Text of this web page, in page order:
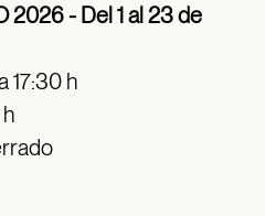
2026 - Del 1 al 23 de
17:30 h